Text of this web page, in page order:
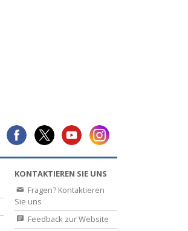
KONTAKTIEREN SIE UNS
Fragen? Kontaktieren
Sie uns
Feedback zur Website